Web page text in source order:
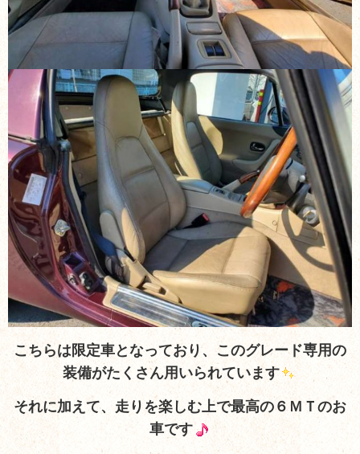
こちらは限定車となっており、このグレード専用の
装備がたくさん用いられています
それに加えて、走りを楽しむ上で最高の６ＭＴのお
車です